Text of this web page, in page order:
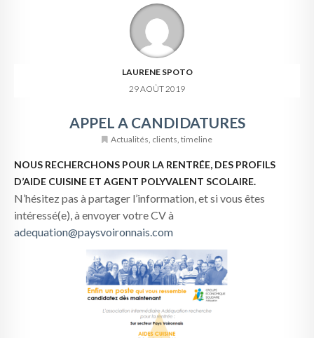
LAURENE SPOTO
29 AOÛT 2019
APPEL A CANDIDATURES
Actualités clients timeline
NOUS RECHERCHONS POUR LA RENTRÉE, DES PROFILS
D’AIDE CUISINE ET AGENT POLYVALENT SCOLAIRE.
N’hésitez pas à partager l’information, et si vous êtes
intéressé(e), à envoyer votre CV à
adequation@paysvoironnais.com